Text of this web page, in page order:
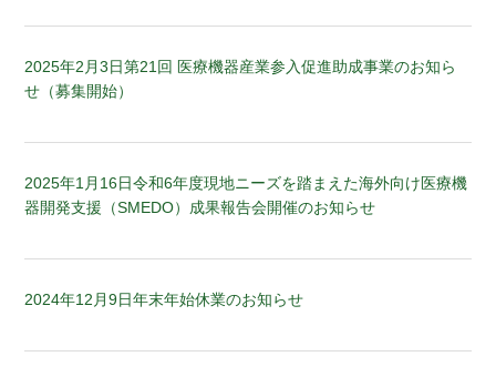
2025年2月3日第21回 医療機器産業参入促進助成事業のお知ら
せ（募集開始）
2025年1月16日令和6年度現地ニーズを踏まえた海外向け医療機
器開発支援（SMEDO）成果報告会開催のお知らせ
2024年12月9日年末年始休業のお知らせ